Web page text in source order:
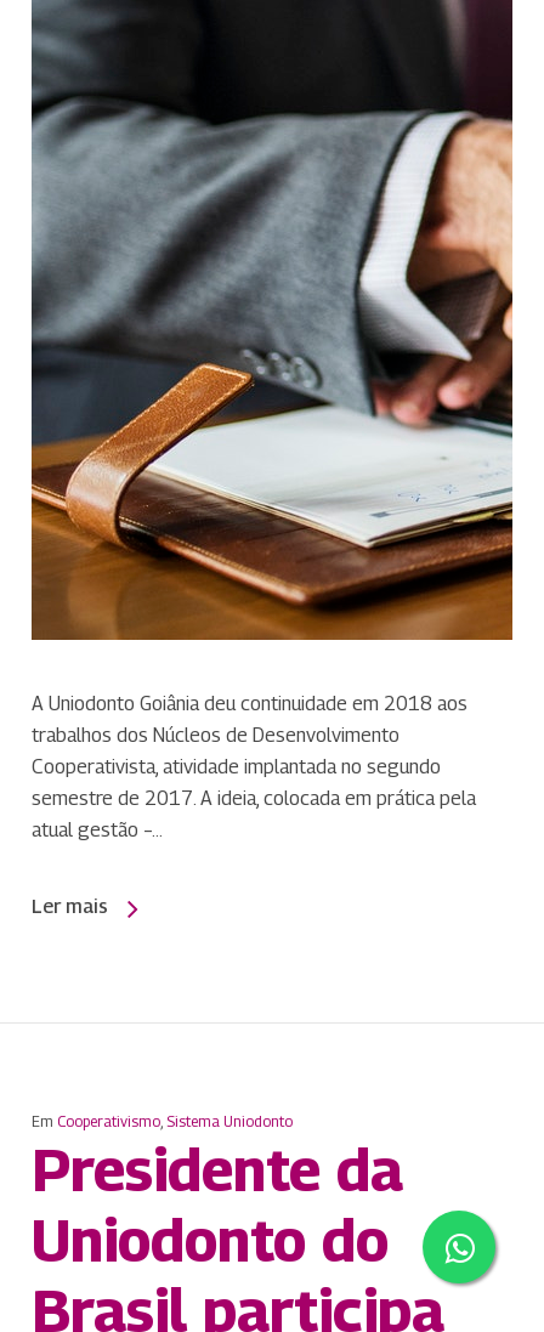
A Uniodonto Goiânia deu continuidade em 2018 aos
trabalhos dos Núcleos de Desenvolvimento
Cooperativista, atividade implantada no segundo
semestre de 2017. A ideia, colocada em prática pela
atual gestão –…
Ler mais
Em Cooperativismo, Sistema Uniodonto
Presidente da
Uniodonto do
Brasil participa